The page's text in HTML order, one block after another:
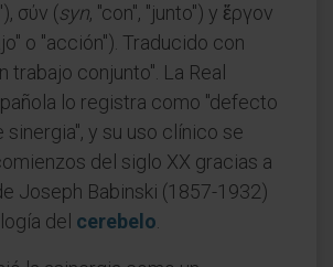
σύν (syn, "con", "junto") y ἔργον
o "acción"). Traducido con
trabajo conjunto". La Real
lo registra como "defecto
sinergia", y su uso clínico se
del siglo XX gracias a
Joseph Babinski (1857-1932)
del cerebelo